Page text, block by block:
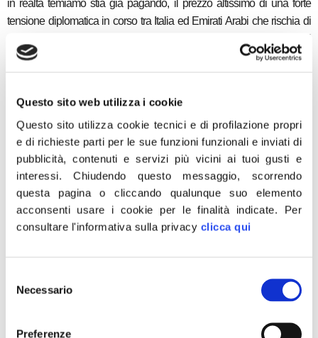
Questo sito web utilizza i cookie
Questo sito utilizza cookie tecnici e di profilazione propri
e di richieste parti per le sue funzioni funzionali e inviati di
pubblicità, contenuti e servizi più vicini ai tuoi gusti e
interessi.Chiudendo questo messaggio, scorrendo
questa pagina o cliccando qualunque suo elemento
acconsenti usare i cookie per le finalità indicate. Per
consultare l'informativa sulla privacy clicca qui
delNecessario
Preferenze
in realtà temiamo stia già pagando, il prezzo altissimo di una forte
tensione diplomatica in corso tra Italia ed Emirati Arabi che rischia di
trasformarlo in una specie di “ostaggio” o perlomeno in una sorta di
pedina di scambio per ripristinare commesse e forniture militari
dell’Ue, promossa dal nostro capodelegazione a Bruxelles Carlo
Fidanza, e con un’interrogazione parlamentare alla Camera a firma di
Andrea Delmastro. Il governo ha il dovere di riportare a casa il nostro
connazionale, non molleremo finché non avremo ricevuto risposte
chiare e fino a quando Andrea Costantino non avrà potuto
riabbracciare i suoi cari».
Lo dice il presidente di Fratelli d’Italia, Giorgia Meloni, in un video